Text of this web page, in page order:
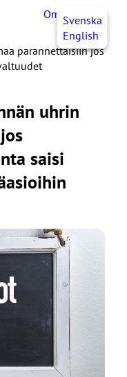
OmaJHLSvenska
English
parannettaisiin jos
uhrin
saisi